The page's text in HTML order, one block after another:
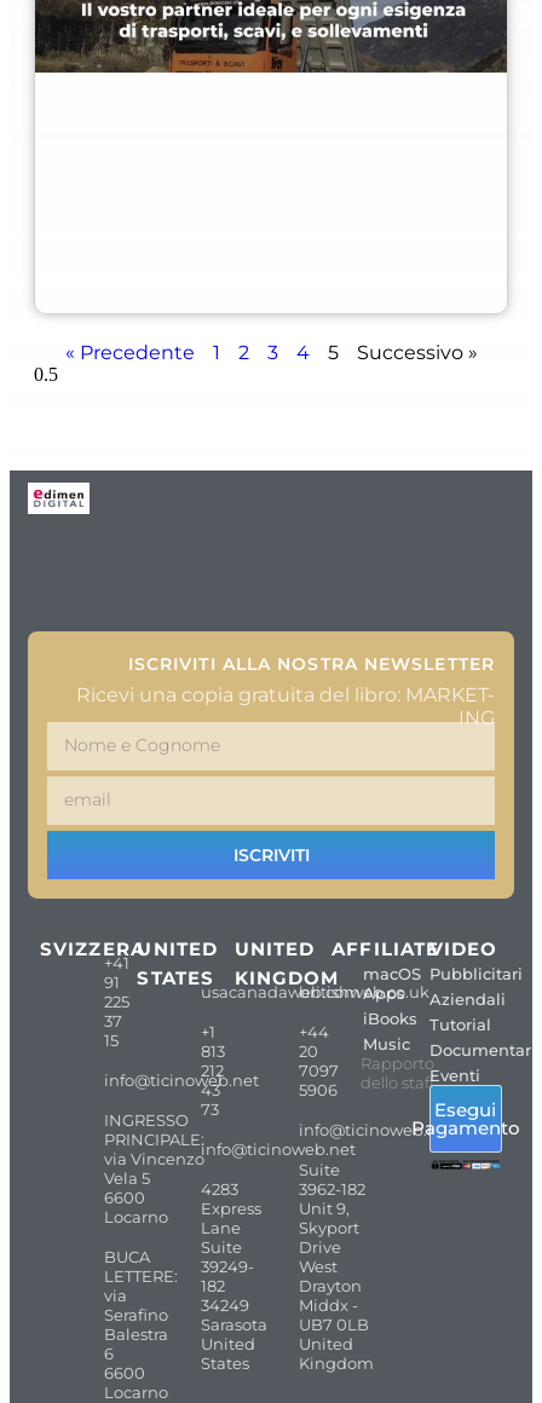
« Precedente 1 2 3 4 5 Successivo »
ISCRIVITI ALLA NOSTRA NEWSLETTER
Ricevi una copia gratuita del libro: MARKET-
ING
ISCRIVITI
SVIZZERA
+41
91
225
37
15
info@ticinoweb.net
INGRESSO
PRINCIPALE:
via Vincenzo
Vela 5
6600
Locarno
BUCA
LETTERE:
via
Serafino
Balestra
6
6600
Locarno
UNITED
STATES
usacanadaweb.com
+1
813
212
43
73
info@ticinoweb.net
4283
Express
Lane
Suite
39249-
182
34249
Sarasota
United
States
UNITED
KINGDOM
britishweb.co.uk
+44
20
7097
5906
info@ticinoweb.net
Suite
3962-182
Unit 9,
Skyport
Drive
West
Drayton
Middx -
UB7 0LB
United
Kingdom
AFFILIATE
macOS
Apps
iBooks
Music
Rapporto
dello staff
VIDEO
Pubblicitari
Aziendali
Tutorial
Documentari
Eventi
Esegui
Pagamento